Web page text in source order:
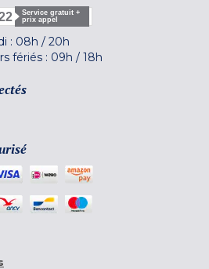
Service gratuit +
prix appel
: 08h / 20h
fériés : 09h / 18h